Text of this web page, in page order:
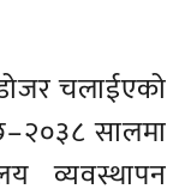
चलाईएको
सालमा
व्यवस्थापन